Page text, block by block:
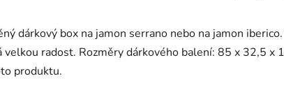
dárkový box na jamon serrano nebo na jamon
velkou radost. Rozměry dárkového balení: 85 x 32,5 x
produktu.